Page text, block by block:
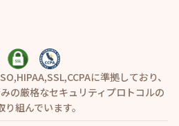
に準拠しており、
の厳格なセキュリティプロトコルの
り組んでいます。